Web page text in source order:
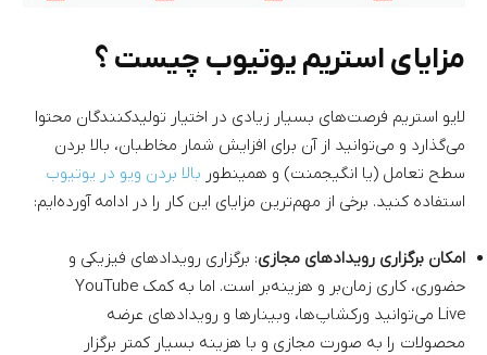
مزایای استریم یوتیوب چیست ؟
لایو استریم فرصت‌های بسیار زیادی در اختیار تولیدکنندگان محتوا
می‌گذارد و می‌توانید از آن برای افزایش شمار مخاطبان، بالا بردن
سطح تعامل (یا انگیجمنت) و همینطور بالا بردن ویو در یوتیوب
استفاده کنید. برخی از مهم‌ترین مزایای این کار را در ادامه آورده‌ایم:
امکان برگزاری رویدادهای مجازی: برگزاری رویدادهای فیزیکی و
حضوری، کاری زمان‌بر و هزینه‌بر است. اما به کمک YouTube
Live می‌توانید ورکشاپ‌ها، وبینارها و رویدادهای عرضه
محصولات را به صورت مجازی و با هزینه بسیار کمتر برگزار